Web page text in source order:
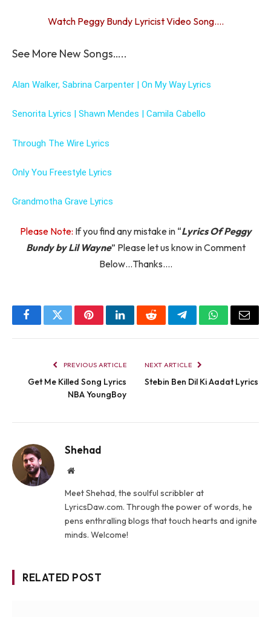
Watch Peggy Bundy Lyricist Video Song….
See More New Songs…..
Alan Walker, Sabrina Carpenter | On My Way Lyrics
Senorita Lyrics | Shawn Mendes | Camila Cabello
Through The Wire Lyrics
Only You Freestyle Lyrics
Grandmotha Grave Lyrics
Please Note: If you find any mistake in “Lyrics OfPeggy
Bundy by Lil Wayne” Please let us know in Comment
Below…Thanks….
FacebookTwitterPinterestLinkedInRedditTelegramWhatsApp
Email
PREVIOUS ARTICLE
Get Me Killed Song Lyrics
NBA YoungBoy
NEXT ARTICLE
Stebin Ben Dil Ki Aadat Lyrics
Shehad
Website
Meet Shehad, the soulful scribbler at
LyricsDaw.com. Through the power of words, he
pens enthralling blogs that touch hearts and ignite
minds. Welcome!
RELATED POST